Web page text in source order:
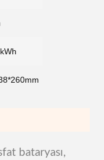
bataryası,